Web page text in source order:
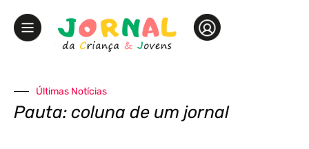
Últimas Notícias
Pauta: coluna de um jornal